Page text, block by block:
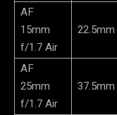
AF
15mm
f/1.7 Air
22.5mm
AF
25mm
f/1.7 Air
37.5mm